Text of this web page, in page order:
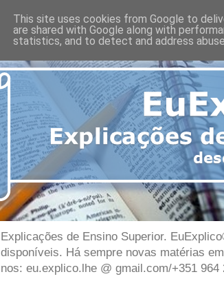
Explicações de Ensino Superior.
disponíveis. Há sempre novas matérias
nos: eu.explico.lhe @ gmail.com/+351 964
This site uses cookies from Google to
are shared with Google along with
statistics, and to detect and address